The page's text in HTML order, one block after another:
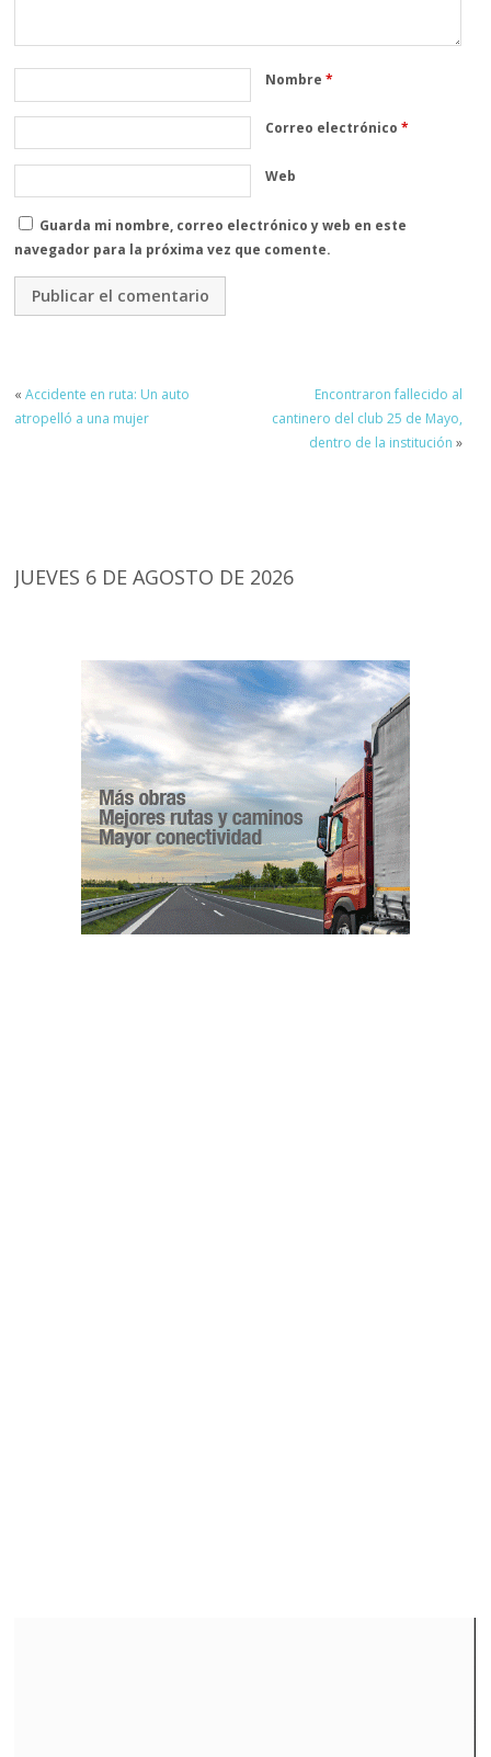
Nombre*
Correo electrónico*
Web
Guarda mi nombre, correo electrónico y web en este
navegador para la próxima vez que comente.
«Accidente en ruta: Un auto
atropelló a una mujer
Encontraron fallecido al
cantinero del club 25 de Mayo,
dentro de la institución »
JUEVES 6 DE AGOSTO DE 2026